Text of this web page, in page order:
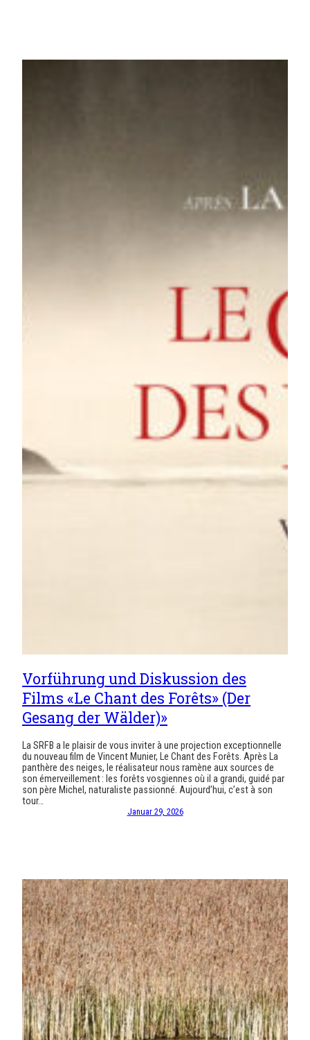
Vorführung und Diskussion des
Films «Le Chant des Forêts» (Der
Gesang der Wälder)»
La SRFB a le plaisir de vous inviter à une projection exceptionnelle
du nouveau film de Vincent Munier, Le Chant des Forêts. Après La
panthère des neiges, le réalisateur nous ramène aux sources de
son émerveillement : les forêts vosgiennes où il a grandi, guidé par
son père Michel, naturaliste passionné. Aujourd’hui, c’est à son
tour…
Januar 29, 2026